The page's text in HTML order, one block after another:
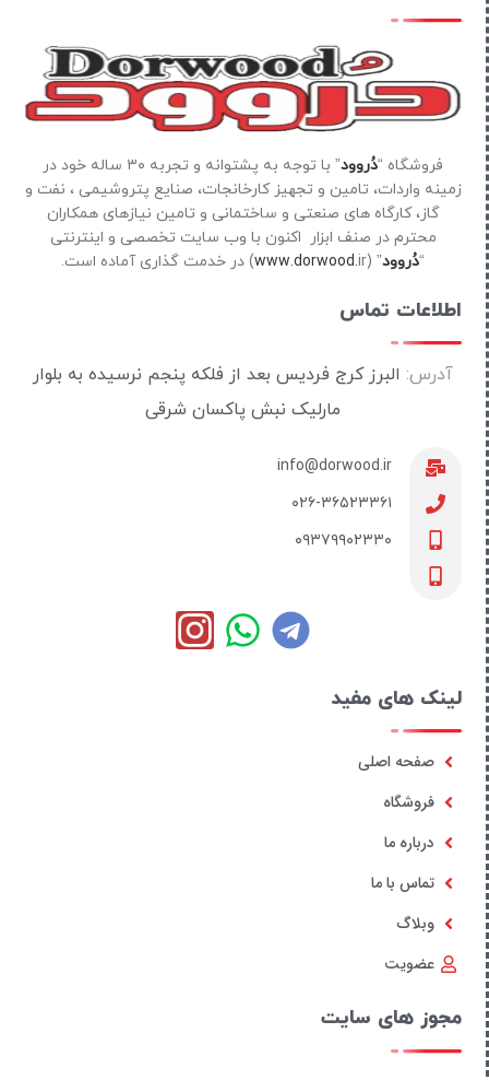
فروشگاه “دُروود
” با توجه به پشتوانه و تجربه ۳۰ ساله خود در
زمینه واردات، تامین و تجهیز کارخانجات، صنایع پتروشیمی ، نفت و
گاز، کارگاه های صنعتی و ساختمانی و تامین نیازهای همکاران
محترم در صنف ابزار اکنون با وب سایت تخصصی و اینترنتی
“دُروود” (
www.dorwood.ir) در خدمت گذاری آماده است.
اطلاعات تماس
آدرس: البرز کرج فردیس بعد از فلکه پنجم نرسیده به بلوار
مارلیک نبش پاکسان شرقی
info@dorwood.ir
۰۲۶-۳۶۵۲۳۳۶۱
۰۹۳۷۹۹۰۲۳۳۰
لینک های مفید
صفحه اصلی
فروشگاه
درباره ما
تماس با ما
وبلاگ
عضویت
مجوز های سایت